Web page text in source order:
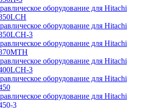
оборудование для Hitachi
оборудование для Hitachi
3
оборудование для Hitachi
оборудование для Hitachi
3
оборудование для Hitachi
оборудование для Hitachi
3